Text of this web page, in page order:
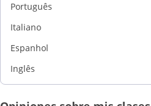
Português
Italiano
Espanhol
Inglês